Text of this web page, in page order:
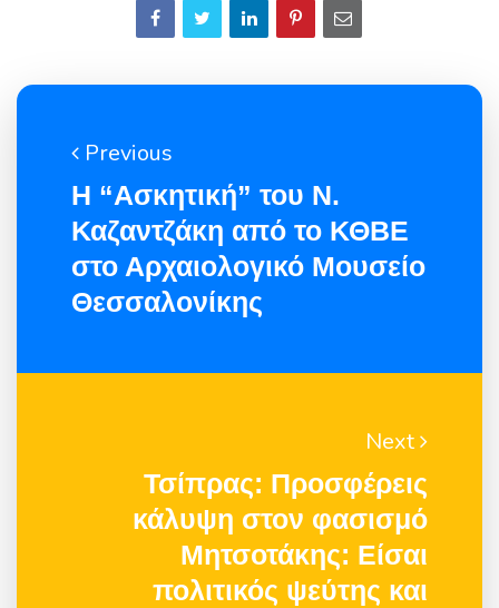
Previous
Η “Ασκητική” του Ν.
Καζαντζάκη από το ΚΘΒΕ
στο Αρχαιολογικό Μουσείο
Θεσσαλονίκης
Next
Τσίπρας: Προσφέρεις
κάλυψη στον φασισμό
Μητσοτάκης: Είσαι
πολιτικός ψεύτης και